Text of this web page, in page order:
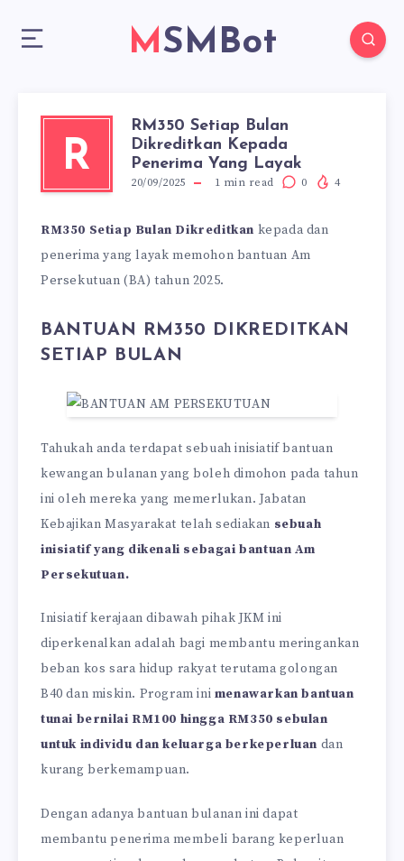
MSMBot
R
RM350 Setiap Bulan
Dikreditkan Kepada
Penerima Yang Layak
20/09/2025 1 min read 0 4
RM350 Setiap Bulan Dikreditkan kepada dan
penerima yang layak memohon bantuan Am
Persekutuan (BA) tahun 2025.
BANTUAN RM350 DIKREDITKAN
SETIAP BULAN
Tahukah anda terdapat sebuah inisiatif bantuan
kewangan bulanan yang boleh dimohon pada tahun
ini oleh mereka yang memerlukan. Jabatan
Kebajikan Masyarakat telah sediakan sebuah
inisiatif yang dikenali sebagai bantuan Am
Persekutuan.
Inisiatif kerajaan dibawah pihak JKM ini
diperkenalkan adalah bagi membantu meringankan
beban kos sara hidup rakyat terutama golongan
B40 dan miskin. Program ini menawarkan bantuan
tunai bernilai RM100 hingga RM350 sebulan
untuk individu dan keluarga berkeperluan dan
kurang berkemampuan.
Dengan adanya bantuan bulanan ini dapat
membantu penerima membeli barang keperluan